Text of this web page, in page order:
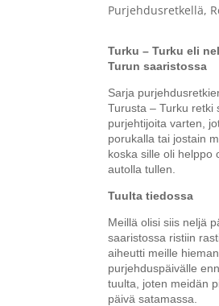
Purjehdusretkellä,
Turku – Turku eli
Turun saaristossa
Sarja
Turusta – Turku retki
purjehtijoita varten,
porukalla tai jostain
koska sille oli helppo
autolla tullen.
Tuulta tiedossa
Meillä olisi siis neljä
saaristossa ristiin
aiheutti meille
purjehduspäivälle
tuulta, joten meidän
päivä satamassa.